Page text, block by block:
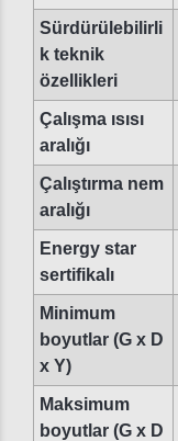
Sürdürülebilirli
k teknik
özellikleri
Çalışma ısısı
aralığı
Çalıştırma nem
aralığı
Energy star
sertifikalı
Minimum
boyutlar (G x D
x Y)
Maksimum
boyutlar (G x D